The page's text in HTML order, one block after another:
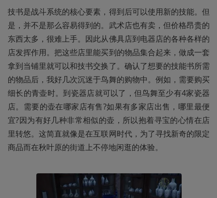
技书是战斗系统的核心要素，得到后可以使用新的技能。但
是，并不是那么容易得到的。武术店也有卖，但价格昂贵的
东西太多，很难上手。因此从佛具店到电器店的各种各样的
店发挥作用。把这些店里能买到的物品集合起来，做成一套
拿到当铺里就可以和技书交换了。确认了想要的技能书所需
的物品后，我好几次沉迷于鸟舞的购物中。例如，需要购买
细长的青壶时。到瓷器店就可以了，但鸟舞至少有4家瓷器
店。需要的壶在哪家店有售?如果有多家店出售，哪里最便
宜?因为有好几种非常相似的壶，所以抱着寻宝的心情在店
里转悠。这简直就像是在互联网时代，为了寻找新奇的限定
商品而在秋叶原的街道上不停地闲逛的体验。